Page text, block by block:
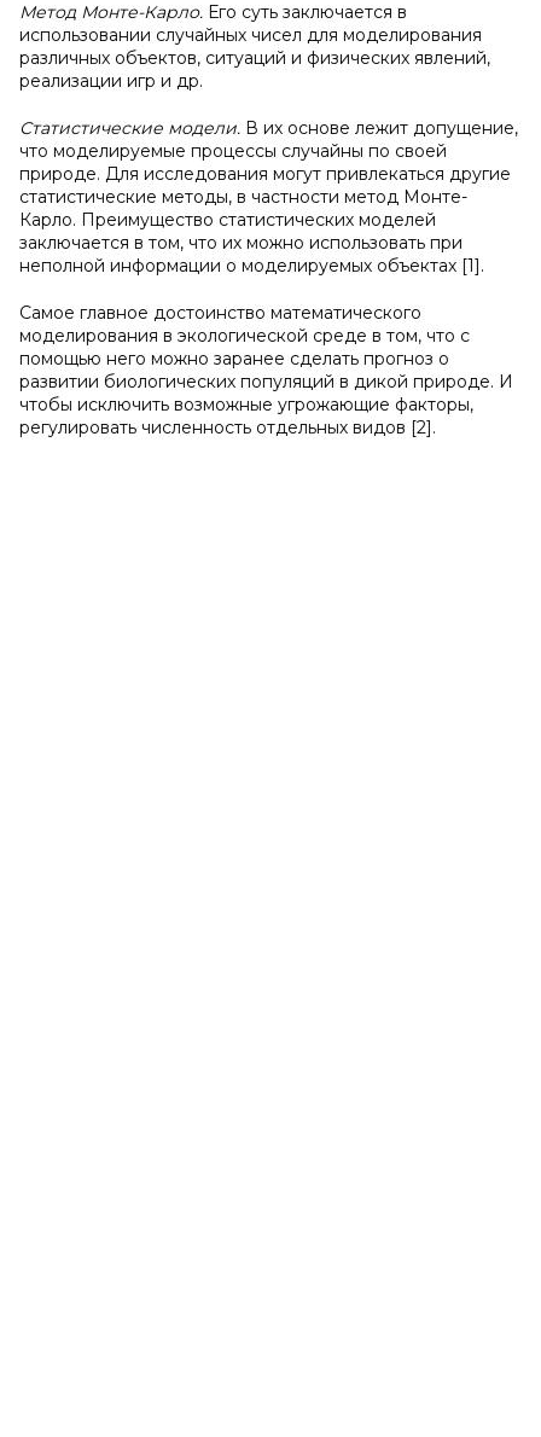
Метод Монте-Карло. Его суть заключается в
использовании случайных чисел для моделирования
различных объектов, ситуаций и физических явлений,
реализации игр и др.
Статистические модели. В их основе лежит допущение,
что моделируемые процессы случайны по своей
природе. Для исследования могут привлекаться другие
статистические методы, в частности метод Монте-
Карло. Преимущество статистических моделей
заключается в том, что их можно использовать при
неполной информации о моделируемых объектах [1].
Самое главное достоинство математического
моделирования в экологической среде в том, что с
помощью него можно заранее сделать прогноз о
развитии биологических популяций в дикой природе. И
чтобы исключить возможные угрожающие факторы,
регулировать численность отдельных видов [2].